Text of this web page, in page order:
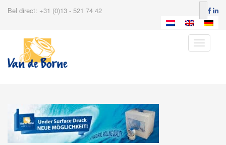
Bel direct: +31 (0)13 - 521 74 42
Toggle